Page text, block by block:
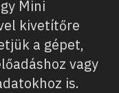
Mini
kivetítőre
a gépet,
vagy
is.